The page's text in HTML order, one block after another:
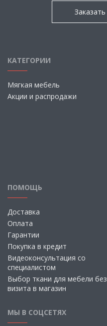
КАТЕГОРИИ
Мягкая мебель
Акции и распродажи
ПОМОЩЬ
Доставка
Оплата
Гарантии
Покупка в кредит
Видеоконсультация со
специалистом
Выбор ткани для мебели без
визита в магазин
МЫ В СОЦСЕТЯХ